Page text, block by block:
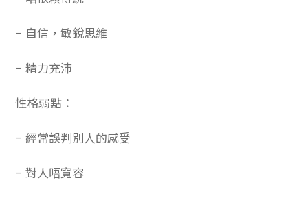
– 自信，敏銳思維
– 精力充沛
性格弱點：
– 經常誤判別人的感受
– 對人唔寬容